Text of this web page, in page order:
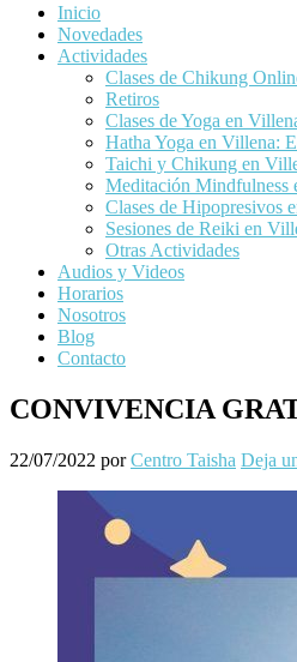
Inicio
Novedades
Actividades
Clases de Chikung
Retiros
Clases de Yoga en
Hatha Yoga en Villena:
Taichi y Chikung en
Meditación Mindfulness
Clases de Hipopresivos
Sesiones de Reiki en
Otras Actividades
Audios y Videos
Horarios
Nosotros
Blog
Contacto
CONVIVENCIA
22/07/2022 porCentro Taisha Deja